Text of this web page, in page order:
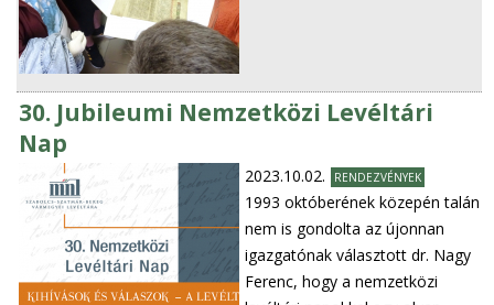
30. Jubileumi Nemzetközi Levéltári
Nap
2023.10.02. RENDEZVÉNYEK
1993 októberének közepén talán
nem is gondolta az újonnan
igazgatónak választott dr. Nagy
Ferenc, hogy a nemzetközi